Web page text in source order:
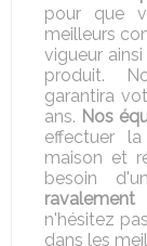
pour que
meilleurs
vigueur
produit.
garantira
ans. Nos
effectuer
maison et
besoin
n'hésitez
dans les